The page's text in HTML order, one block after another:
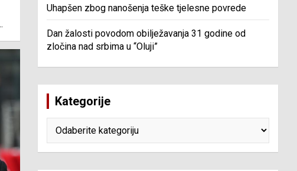
Uhapšen zbog nanošenja teške tjelesne povrede
Dan žalosti povodom obilježavanja 31 godine od
zločina nad srbima u “Oluji”
Kategorije